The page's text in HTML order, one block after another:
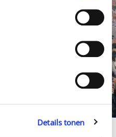
Details tonen
van